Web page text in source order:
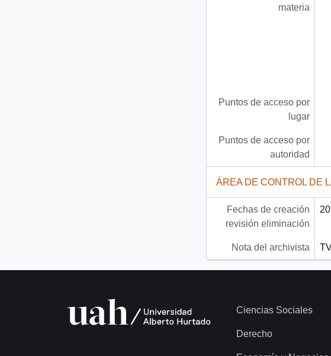
materia
Puntos de acceso por
lugar
Puntos de acceso por
autoridad
ÁREA DE CONTROL DE
Fechas de creación
revisión eliminación
Nota del archivista
Ciencias Sociales
Derecho